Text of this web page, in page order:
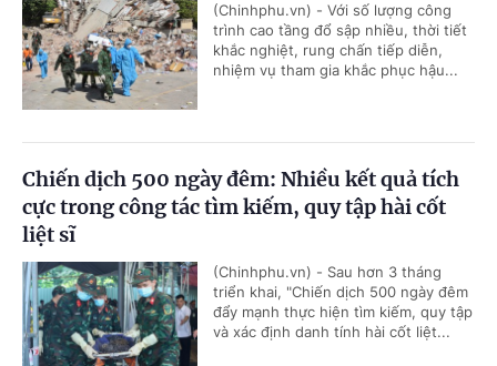
(Chinhphu.vn) - Với số lượng công
trình cao tầng đổ sập nhiều, thời tiết
khắc nghiệt, rung chấn tiếp diễn,
nhiệm vụ tham gia khắc phục hậu...
Chiến dịch 500 ngày đêm: Nhiều kết quả tích
cực trong công tác tìm kiếm, quy tập hài cốt
liệt sĩ
(Chinhphu.vn) - Sau hơn 3 tháng
triển khai, "Chiến dịch 500 ngày đêm
đẩy mạnh thực hiện tìm kiếm, quy tập
và xác định danh tính hài cốt liệt...